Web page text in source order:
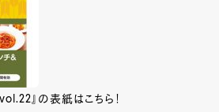
』の表紙はこちら！